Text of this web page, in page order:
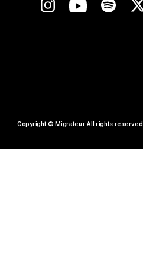
Copyright © Migrateur All rights reserved.